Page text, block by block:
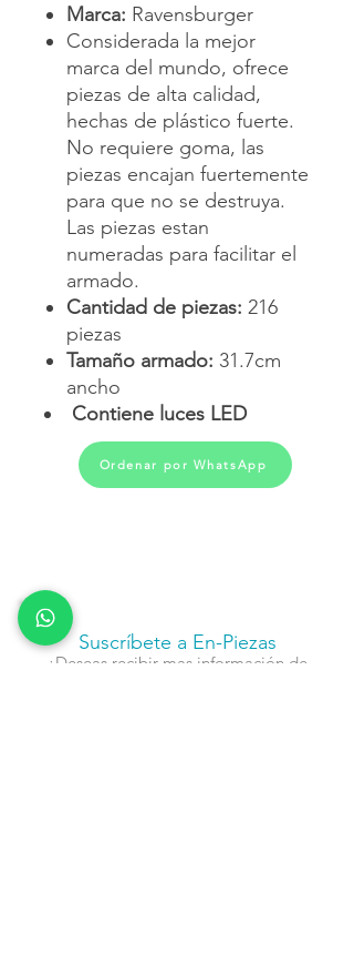
Marca: Ravensburger
Considerada la mejor
marca del mundo, ofrece
piezas de alta calidad,
hechas de plástico fuerte.
No requiere goma, las
piezas encajan fuertemente
para que no se destruya.
Las piezas estan
numeradas para facilitar el
armado.
Cantidad de piezas: 216
piezas
Tamaño armado: 31.7cm
ancho
Contiene luces LED
Ordenar por WhatsApp
Suscríbete a En-Piezas
¿Deseas recibir mas información de